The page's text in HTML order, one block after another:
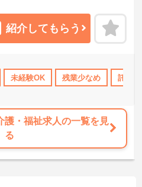
育児補助 無資格OK 年間休日
、日々の業務を通じて深いやりが
社時には研修施設での7日間の集合
入社後のフォローアップ研修も定
ながら成長できます。
ています。
紹介してもらう
未経験OK 残業少なめ 託児
護・福祉求人の一覧を見
る